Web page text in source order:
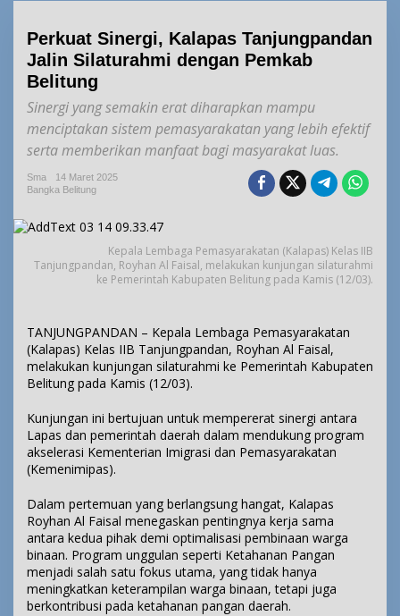
Perkuat Sinergi, Kalapas Tanjungpandan
Jalin Silaturahmi dengan Pemkab
Belitung
Sinergi yang semakin erat diharapkan mampu
menciptakan sistem pemasyarakatan yang lebih efektif
serta memberikan manfaat bagi masyarakat luas.
Sma
14 Maret 2025
Bangka Belitung
Kepala Lembaga Pemasyarakatan (Kalapas) Kelas IIB
Tanjungpandan, Royhan Al Faisal, melakukan kunjungan silaturahmi
ke Pemerintah Kabupaten Belitung pada Kamis (12/03).
TANJUNGPANDAN – Kepala Lembaga Pemasyarakatan
(Kalapas) Kelas IIB Tanjungpandan, Royhan Al Faisal,
melakukan kunjungan silaturahmi ke Pemerintah Kabupaten
Belitung pada Kamis (12/03).
Kunjungan ini bertujuan untuk mempererat sinergi antara
Lapas dan pemerintah daerah dalam mendukung program
akselerasi Kementerian Imigrasi dan Pemasyarakatan
(Kemenimipas).
Dalam pertemuan yang berlangsung hangat, Kalapas
Royhan Al Faisal menegaskan pentingnya kerja sama
antara kedua pihak demi optimalisasi pembinaan warga
binaan. Program unggulan seperti Ketahanan Pangan
menjadi salah satu fokus utama, yang tidak hanya
meningkatkan keterampilan warga binaan, tetapi juga
berkontribusi pada ketahanan pangan daerah.